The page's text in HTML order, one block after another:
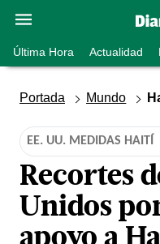
Última Hora Actualidad
Portada Mundo
EE. UU. MEDIDAS HAITÍ
Recortes
Unidos